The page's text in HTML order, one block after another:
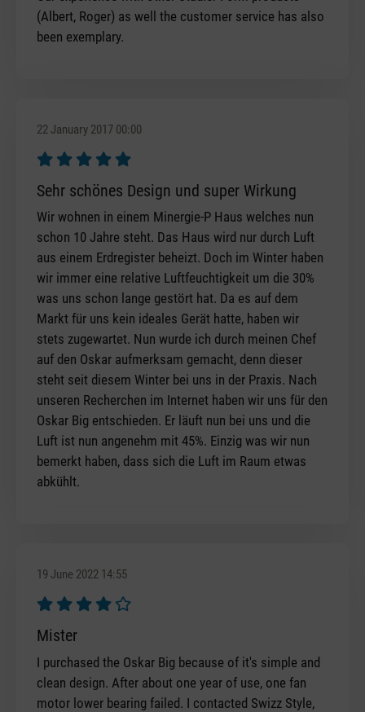
(Albert, Roger) as well the customer service has also
been exemplary.
22 January 2017 00:00
Review with rating of 5 out of 5 stars
Sehr schönes Design und super Wirkung
Wir wohnen in einem Minergie-P Haus welches nun
schon 10 Jahre steht. Das Haus wird nur durch Luft
aus einem Erdregister beheizt. Doch im Winter haben
wir immer eine relative Luftfeuchtigkeit um die 30%
was uns schon lange gestört hat. Da es auf dem
Markt für uns kein ideales Gerät hatte, haben wir
stets zugewartet. Nun wurde ich durch meinen Chef
auf den Oskar aufmerksam gemacht, denn dieser
steht seit diesem Winter bei uns in der Praxis. Nach
unseren Recherchen im Internet haben wir uns für den
Oskar Big entschieden. Er läuft nun bei uns und die
Luft ist nun angenehm mit 45%. Einzig was wir nun
bemerkt haben, dass sich die Luft im Raum etwas
abkühlt.
19 June 2022 14:55
Review with rating of 4 out of 5 stars
Mister
I purchased the Oskar Big because of it's simple and
clean design. After about one year of use, one fan
motor lower bearing failed. I contacted Swizz Style,